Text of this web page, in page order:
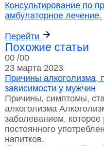
Консультирование по
амбулаторное лечение.
Перейти
Похожие статьи
00 /00
23 марта 2023
Причины алкоголизма,
зависимости у мужчин
Причины, симптомы,
алкоголизма
заболеванием,
постоянного
напитков.